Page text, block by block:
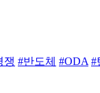
쟁 #반도체 #ODA #